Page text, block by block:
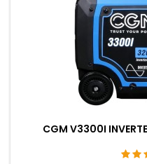
CGM V3300I